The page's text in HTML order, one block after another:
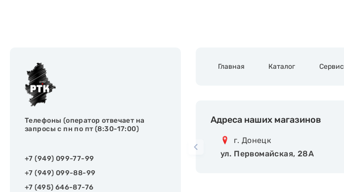
Телефоны (оператор отвечает на
запросы с пн по пт (8:30-17:00)
+7 (949) 099-77-99
+7 (949) 099-88-99
+7 (495) 646-87-76
Главная Каталог Сервис
Адреса наших магазинов
г. Донецк
ул. Первомайская, 28А